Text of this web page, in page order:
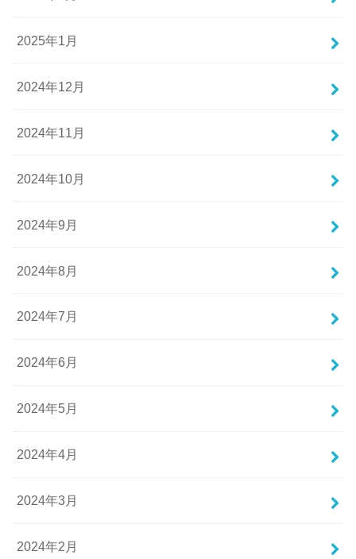
2025年1月
2024年12月
2024年11月
2024年10月
2024年9月
2024年8月
2024年7月
2024年6月
2024年5月
2024年4月
2024年3月
2024年2月